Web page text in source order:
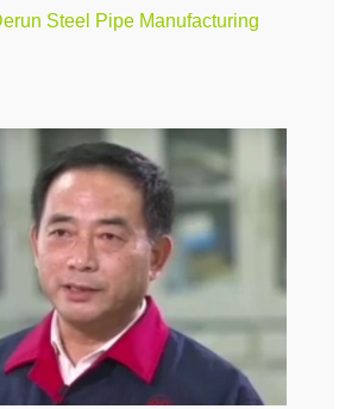
Steel Pipe Manufacturing